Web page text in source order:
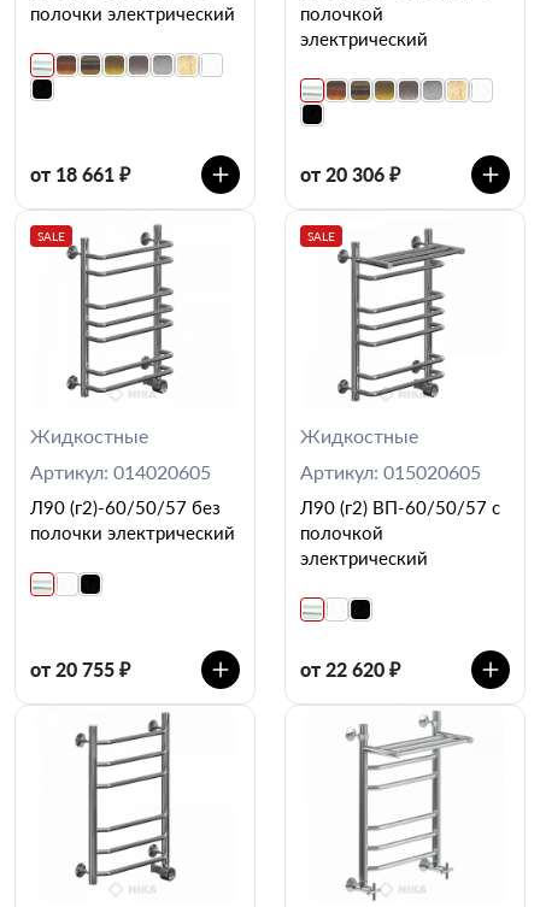
полочки электрический
от 18 661 ₽
полочкой
электрический
от 20 306 ₽
SALE
Жидкостные
Артикул: 014020605
Л90 (г2)-60/50/57 без
полочки электрический
от 20 755 ₽
SALE
Жидкостные
Артикул: 015020605
Л90 (г2) ВП-60/50/57 с
полочкой
электрический
от 22 620 ₽